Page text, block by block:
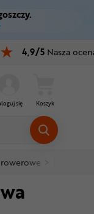
M
4,9/5 Nasza
się Koszyk